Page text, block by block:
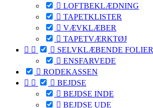
 LOFTBEKLÆDNING
 TAPETKLISTER
 VÆVKLÆBER
 TAPETVÆRKTØJ
   SELVKLÆBENDE FOLIER
 ENSFARVEDE
 RODEKASSEN
   BEJDSE
 BEJDSE INDE
 BEJDSE UDE